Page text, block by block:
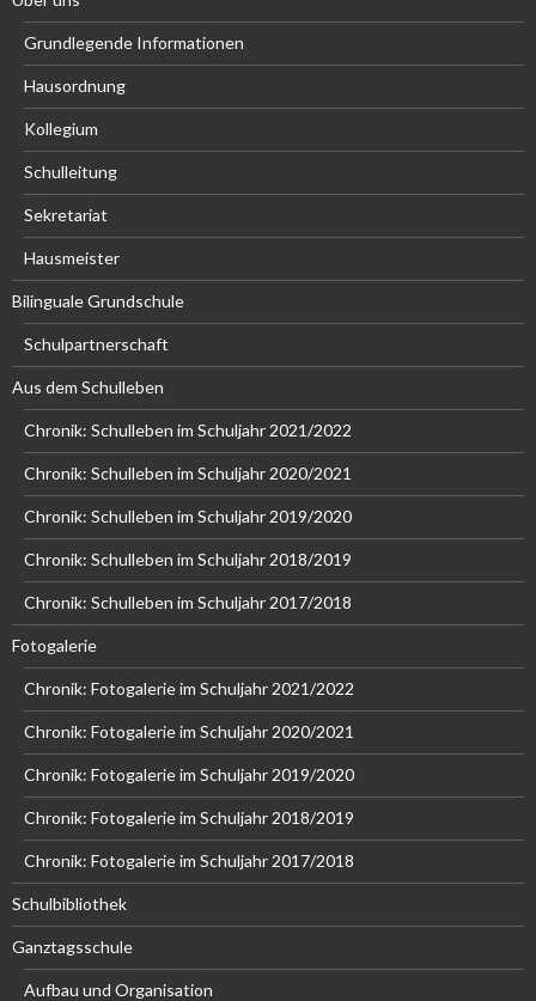
Grundlegende Informationen
Hausordnung
Kollegium
Schulleitung
Sekretariat
Hausmeister
Bilinguale Grundschule
Schulpartnerschaft
Aus dem Schulleben
Chronik: Schulleben im Schuljahr 2021/2022
Chronik: Schulleben im Schuljahr 2020/2021
Chronik: Schulleben im Schuljahr 2019/2020
Chronik: Schulleben im Schuljahr 2018/2019
Chronik: Schulleben im Schuljahr 2017/2018
Fotogalerie
Chronik: Fotogalerie im Schuljahr 2021/2022
Chronik: Fotogalerie im Schuljahr 2020/2021
Chronik: Fotogalerie im Schuljahr 2019/2020
Chronik: Fotogalerie im Schuljahr 2018/2019
Chronik: Fotogalerie im Schuljahr 2017/2018
Schulbibliothek
Ganztagsschule
Aufbau und Organisation